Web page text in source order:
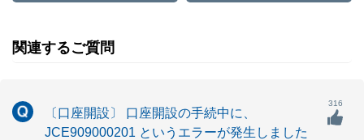
関連するご質問
〔口座開設〕 口座開設の手続中に、
JCE909000201 というエラーが発生しました
316